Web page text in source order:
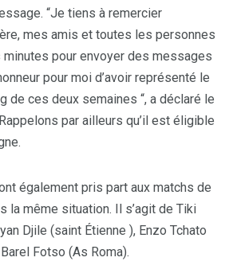
“Je tiens à remercier
mes amis et toutes les personnes
pour envoyer des messages
pour moi d’avoir représenté le
de ces deux semaines “, a déclaré le
par ailleurs qu’il est éligible
également pris part aux matchs de
la même situation. Il s’agit de Tiki
Djile (saint Étienne ), Enzo Tchato
Fotso (As Roma).